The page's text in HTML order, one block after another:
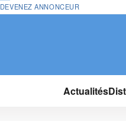
DEVENEZ ANNONCEUR
Actualités